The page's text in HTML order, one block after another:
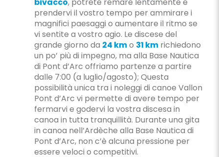
prendervi il vostro tempo per ammirare i
magnifici paesaggi o aumentare il ritmo se
vi sentite a vostro agio. Le discese del
grande giorno da 24 kmo 31 kmrichiedono
un po’ più di impegno, ma alla Base Nautica
di Pont d’Arc offriamo partenze a partire
dalle 7:00 (a luglio/agosto); Questa
possibilità unica tra i noleggi di canoe Vallon
Pont d’Arc vi permette di avere tempo per
fermarvi e godervi la vostra discesa in
canoa in tutta tranquillità. Durante una gita
in canoa nell’Ardèche alla Base Nautica di
Pont d’Arc, non c’è alcuna pressione per
essere veloci o competitivi.